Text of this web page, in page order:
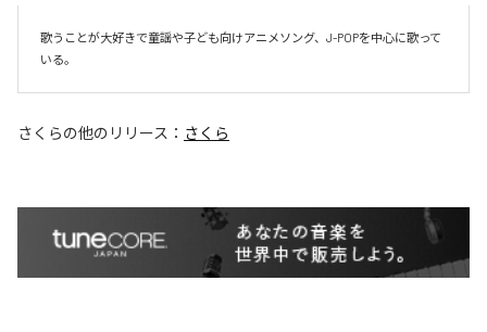
歌うことが大好きで童謡や子ども向けアニメソング、J-POPを中心に歌って
いる。
さくらの他のリリース： さくら